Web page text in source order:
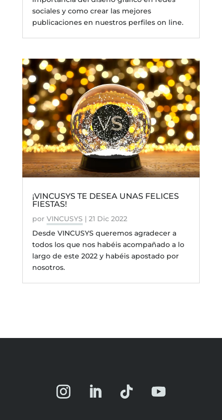
sociales y como crear las mejores
publicaciones en nuestros perfiles on line.
¡VINCUSYS TE DESEA UNAS FELICES
FIESTAS!
por VINCUSYS | 21 Dic 2022
Desde VINCUSYS queremos agradecer a
todos los que nos habéis acompañado a lo
largo de este 2022 y habéis apostado por
nosotros.